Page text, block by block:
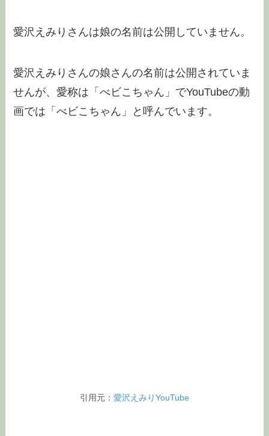
愛沢えみりさんは娘の名前は公開していません。
愛沢えみりさんの娘さんの名前は公開されていま
せんが、愛称は「べビこちゃん」でYouTubeの動
画では「べビこちゃん」と呼んでいます。
引用元： 愛沢えみりYouTube